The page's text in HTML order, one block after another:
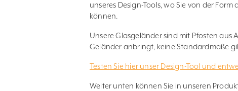
unseres Design-Tools, wo Sie von der
können.
Unsere Glasgeländer sind mit Pfosten aus
Geländer anbringt, keine Standardmaße
Testen Sie hier unser Design-Tool und
Weiter unten können Sie in unseren